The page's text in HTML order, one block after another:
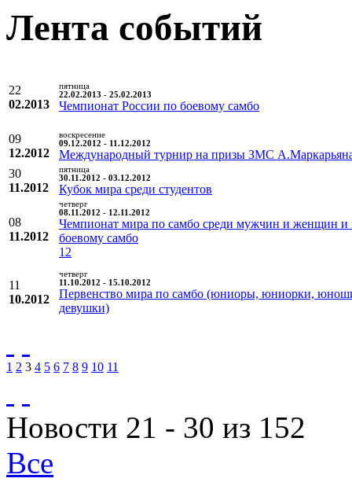
Лента событий
22
02.2013
пятница
22.02.2013 - 25.02.2013
Чемпионат России по боевому самбо
09
12.2012
воскресение
09.12.2012 - 11.12.2012
Международный турнир на призы ЗМС
30
11.2012
пятница
30.11.2012 - 03.12.2012
Кубок мира среди студентов
08
11.2012
четверг
08.11.2012 - 12.11.2012
Чемпионат мира по самбо среди мужчин и женщин и
боевому самбо
12
11
10.2012
четверг
11.10.2012 - 15.10.2012
Первенство мира по самбо (юниоры, юниорки,
девушки)
1 2 3 4 5 6 7 8 9 10 11
Новости 21 - 30 из 152
Все